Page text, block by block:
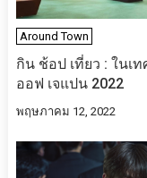
Around Town
กิน ช้อป เที่ยว : ในเ
ออฟ เจแปน 2022
พฤษภาคม 12, 2022